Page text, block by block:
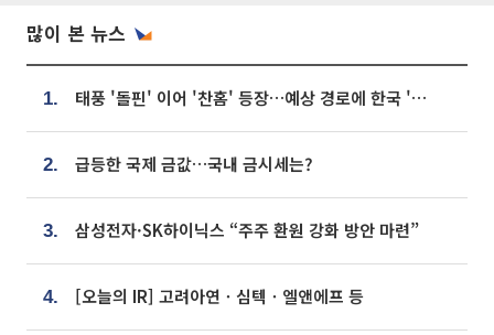
많이 본 뉴스
1. 태풍 '돌핀' 이어 '찬홈' 등장…예상 경로에 한국 '한숨'
2. 급등한 국제 금값…국내 금시세는?
3. 삼성전자·SK하이닉스 “주주 환원 강화 방안 마련”
4. [오늘의 IR] 고려아연ㆍ심텍ㆍ엘앤에프 등